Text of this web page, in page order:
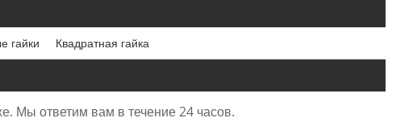
гайки Квадратная гайка
Мы ответим вам в течение 24 часов.